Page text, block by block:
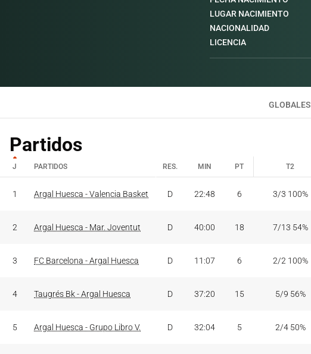
LUGAR NACIMIENTO
NACIONALIDAD
LICENCIA
GLOBALES
Partidos
J PARTIDOS RES. MIN PT T2
1 Argal Huesca - Valencia Basket D 22:48 6 3/3 100%
2 Argal Huesca - Mar. Joventut D 40:00 18 7/13 54%
3 FC Barcelona - Argal Huesca D 11:07 6 2/2 100%
4 Taugrés Bk - Argal Huesca D 37:20 15 5/9 56%
5 Argal Huesca - Grupo Libro V. D 32:04 5 2/4 50%